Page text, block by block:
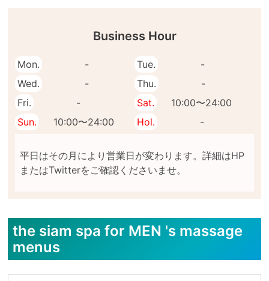
Business Hour
Mon. - Tue.
-
Wed.
- Thu.
-
Fri.
- Sat.
10:00〜24:00
Sun.
10:00〜24:00 Hol. -
平日はその月により営業日が変わります。詳細はHP
the siam spa for MEN 's massage
menus